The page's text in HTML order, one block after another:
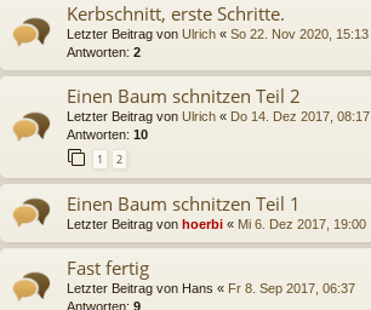
Kerbschnitt, erste Schritte.
Letzter Beitrag von Ulrich « So 22. Nov 2020, 15:13
Antworten: 2
Einen Baum schnitzen Teil 2
Letzter Beitrag von Ulrich « Do 14. Dez 2017, 08:17
Antworten: 10
1 2
Einen Baum schnitzen Teil 1
Letzter Beitrag von hoerbi « Mi 6. Dez 2017, 19:00
Fast fertig
Letzter Beitrag von Hans « Fr 8. Sep 2017, 06:37
Antworten: 9